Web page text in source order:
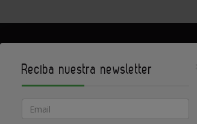
Reciba nuestra newsletter
Email